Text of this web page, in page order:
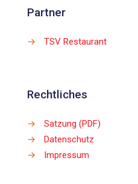
Partner
→ TSV Restaurant
Rechtliches
→
Satzung (PDF)
→
Datenschutz
→
Impressum